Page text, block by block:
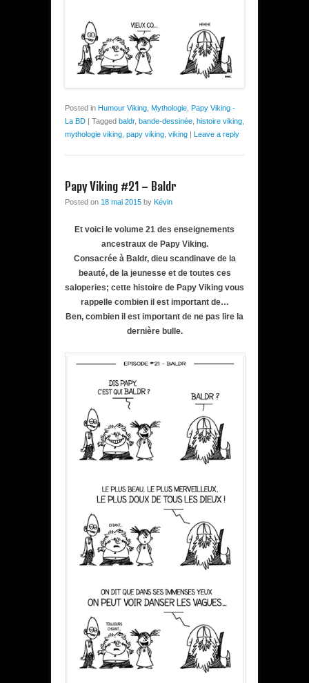
Posted in Humour Viking Mythologie Papy Viking -
La BD | Tagged baldr, bande-dessinée histoire viking
mythologie viking papy viking viking | Leave a reply
Papy Viking #21 – Baldr
Posted on 18 mai 2015 by Kévin
Et voici le volume 21 des enseignements
ancestraux de Papy Viking.
Consacrée à Baldr, dieu scandinave de la
beauté, de la jeunesse et de toutes ces
saloperies; cette histoire de Papy Viking vous
rappelle combien il est important de…
Ben, combien il est important de ne pas lire la
dernière bulle.